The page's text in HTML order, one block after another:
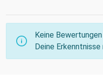
Keine
Deine